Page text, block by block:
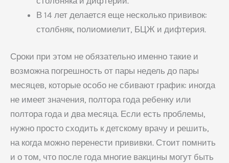
В 14 лет делается еще несколько прививок:
столбняк, полиомиелит, БЦЖ и дифтерия.
Сроки при этом не обязательно именно такие и
возможна погрешность от пары недель до пары
месяцев, которые особо не сбивают график: иногда
не имеет значения, полтора года ребенку или
полтора года и два месяца. Если есть проблемы,
нужно просто сходить к детскому врачу и решить,
на когда можно перенести прививки. Стоит помнить
и о том, что после года многие вакцины могут быть